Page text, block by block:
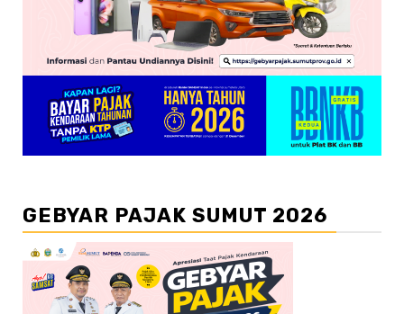
GEBYAR PAJAK SUMUT 2026